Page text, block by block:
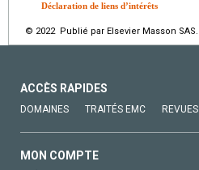
Déclaration de liens d’intérêts
© 2022 Publié par Elsevier Masson SAS.
ACCÈS RAPIDES
DOMAINES TRAITÉS EMC REVUES
MON COMPTE